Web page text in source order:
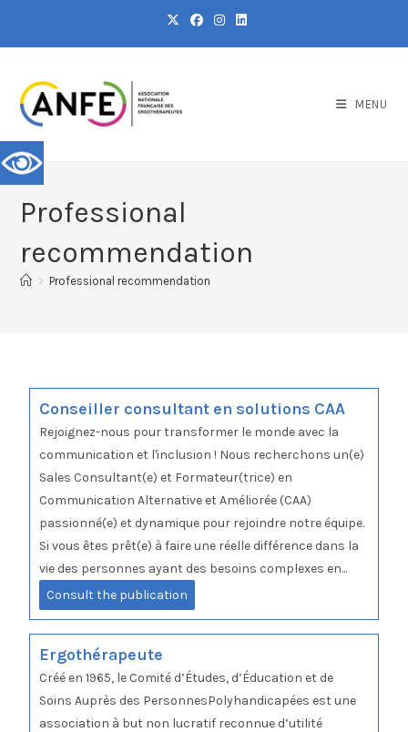
MENU
Professional
recommendation
> Professional recommendation
Conseiller consultant en solutions CAA
Rejoignez-nous pour transformer le monde avec la
communication et l'inclusion ! Nous recherchons un(e)
Sales Consultant(e) et Formateur(trice) en
Communication Alternative et Améliorée (CAA)
passionné(e) et dynamique pour rejoindre notre équipe.
Si vous êtes prêt(e) à faire une réelle différence dans la
vie des personnes ayant des besoins complexes en...
Consult the publication
Ergothérapeute
Créé en 1965, le Comité d’Études, d’Éducation et de
Soins Auprès des PersonnesPolyhandicapées est une
association à but non lucratif reconnue d’utilité